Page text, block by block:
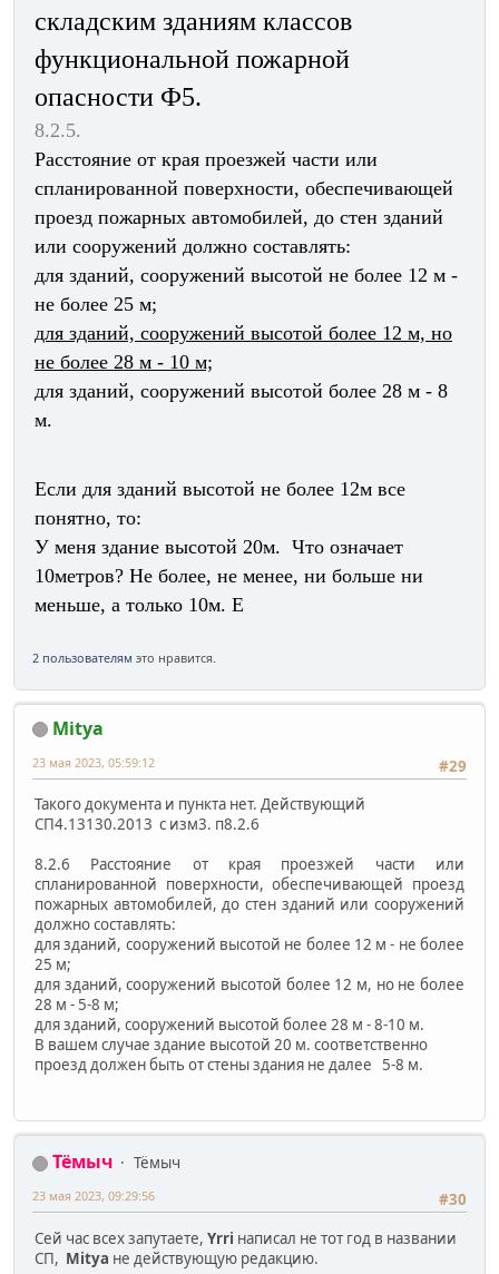
складским зданиям классов
функциональной пожарной
опасности Ф5.
8.2.5.
Расстояние от края проезжей части или
спланированной поверхности, обеспечивающей
проезд пожарных автомобилей, до стен зданий
или сооружений должно составлять:
для зданий, сооружений высотой не более 12 м -
не более 25 м;
для зданий, сооружений высотой более 12 м, но
не более 28 м - 10 м;
для зданий, сооружений высотой более 28 м - 8
м.
Если для зданий высотой не более 12м все
понятно, то:
У меня здание высотой 20м. Что означает
10метров? Не более, не менее, ни больше ни
меньше, а только 10м. Е
2 пользователям это нравится.
Mitya
#29
23 мая 2023, 05:59:12
Такого документа и пункта нет. Действующий
СП4.13130.2013 с изм3. п8.2.6
8.2.6 Расстояние от края проезжей части или
спланированной поверхности, обеспечивающей проезд
пожарных автомобилей, до стен зданий или сооружений
должно составлять:
для зданий, сооружений высотой не более 12 м - не более
25 м;
для зданий, сооружений высотой более 12 м, но не более
28 м - 5-8 м;
для зданий, сооружений высотой более 28 м - 8-10 м.
В вашем случае здание высотой 20 м. соответственно
проезд должен быть от стены здания не далее 5-8 м.
Тёмыч
Тёмыч
#30
23 мая 2023, 09:29:56
Сей час всех запутаете, Yrri написал не тот год в названии
СП, Mitya не действующую редакцию.